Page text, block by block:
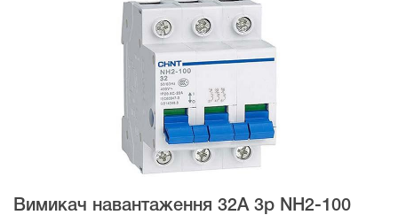
Вимикач навантаження 32А 3p NH2-100